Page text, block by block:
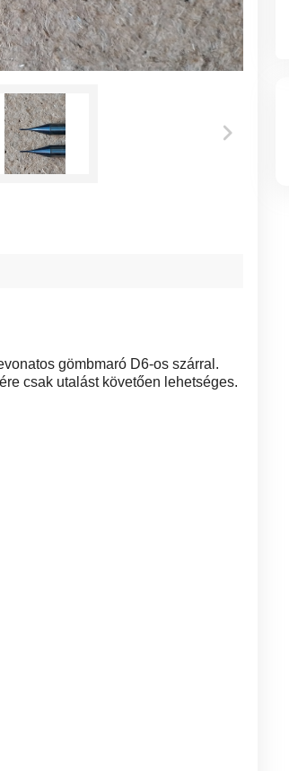
gömbmaró D6-os szárral.
csak utalást követően lehetséges.